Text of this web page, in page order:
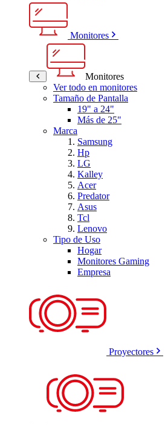
Monitores
Monitores
Ver todo en monitores
Tamaño de Pantalla
19" a 24"
Más de 25"
Marca
Samsung
Hp
LG
Kalley
Acer
Predator
Asus
Tcl
Lenovo
Tipo de Uso
Hogar
Monitores Gaming
Empresa
Proyectores